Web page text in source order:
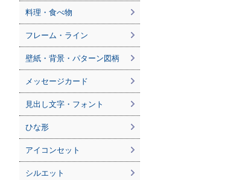
料理・食べ物
フレーム・ライン
壁紙・背景・パターン図柄
メッセージカード
見出し文字・フォント
ひな形
アイコンセット
シルエット